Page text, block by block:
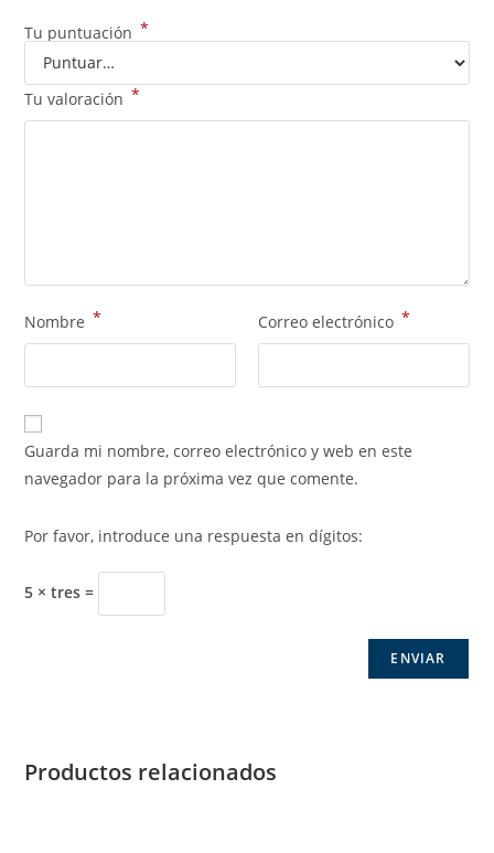
Tu puntuación *
Tu valoración *
Nombre * Correo electrónico *
Guarda mi nombre, correo electrónico y web en este
navegador para la próxima vez que comente.
Por favor, introduce una respuesta en dígitos:
5 × tres =
Productos relacionados